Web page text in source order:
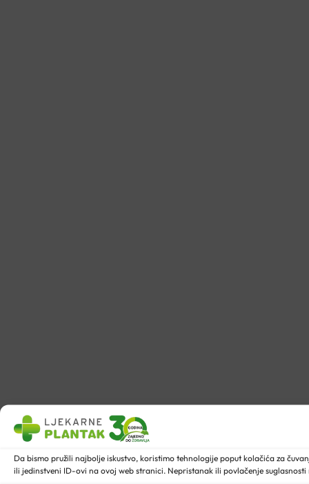
Da bismo pružili najbolje iskustvo, koristimo tehnologije poput kolačića za
ili jedinstveni ID-ovi na ovoj web stranici. Nepristanak ili povlačenje